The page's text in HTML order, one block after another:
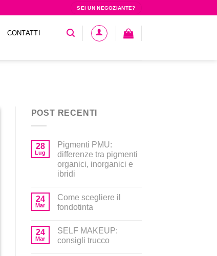
SEI UN NEGOZIANTE?
CONTATTI
POST RECENTI
28
Lug
Pigmenti PMU:
differenze tra pigmenti
organici, inorganici e
ibridi
24
Mar
Come scegliere il
fondotinta
24
Mar
SELF MAKEUP:
consigli trucco